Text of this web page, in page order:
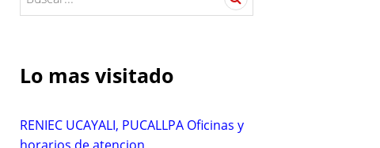
c
h
o
r
Lo mas visitado
RENIEC UCAYALI, PUCALLPA Oficinas y